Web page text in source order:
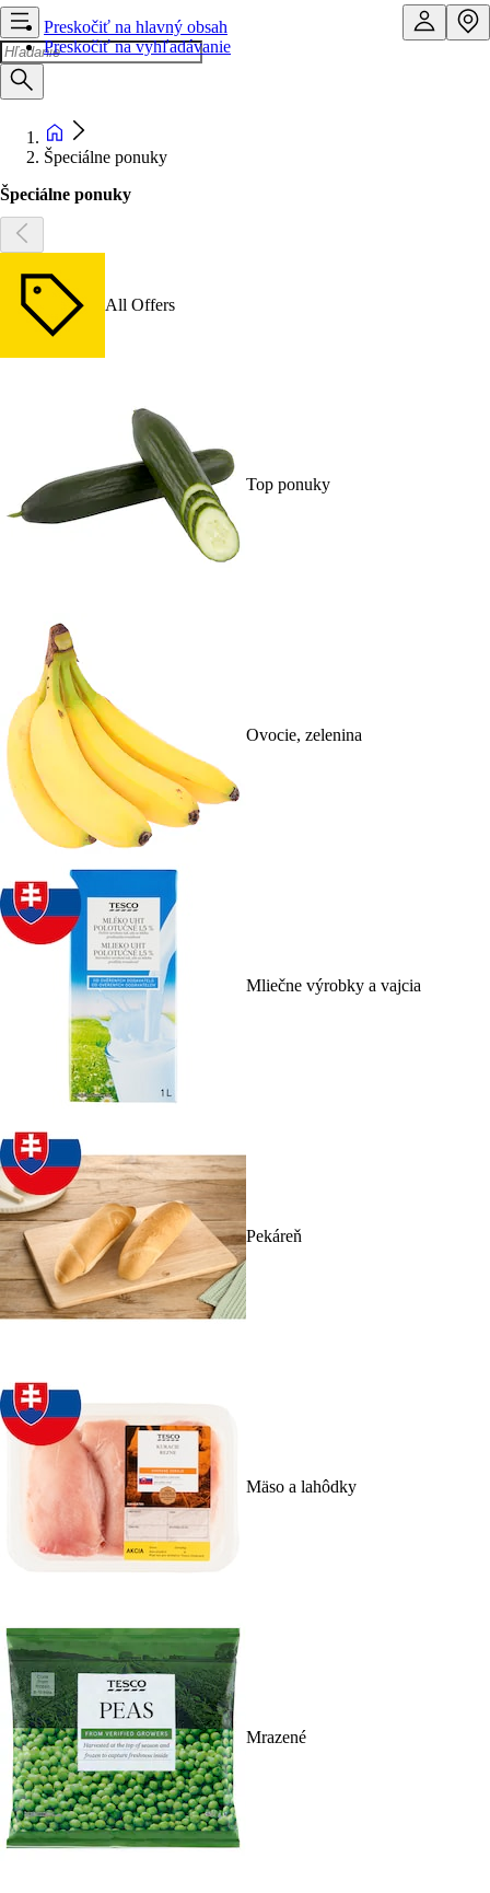
Preskočiť na hlavný obsah
Preskočiť na vyhľadávanie
Špeciálne ponuky
Špeciálne ponuky
All Offers
Top ponuky
Ovocie, zelenina
Mliečne výrobky a vajcia
Pekáreň
Mäso a lahôdky
Mrazené